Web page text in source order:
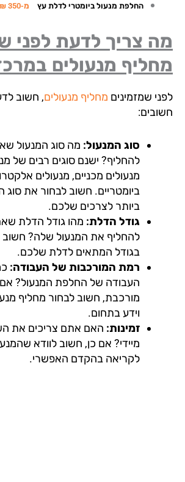
החלפת מנעול ביומטרי לדלת עץ
מ-350 ₪
צריך לדעת לפני
מנעולים במרכז?
שמזמיניםמחליף מנעולים, חשוב לדעת
סוג המנעול:מה סוג המנעול שאתם
להחליף? ישנם סוגים רבים של
מנעולים מכניים, מנעולים אלקטרוניים
ביומטריים. חשוב לבחור את סוג
ביותר לצרכים שלכם.
גודל הדלת:מהו גודל הדלת שאתם
להחליף את המנעול שלה? חשוב
בגודל המתאים לדלת שלכם.
רמת המורכבות של העבודה:כמה
העבודה של החלפת המנעול? אם
מורכבת, חשוב לבחור מחליף מנעולים
וידע בתחום.
זמינות:האם אתם צריכים את
מיידי? אם כן, חשוב לוודא שהמנעולן
לקריאה בהקדם האפשרי.